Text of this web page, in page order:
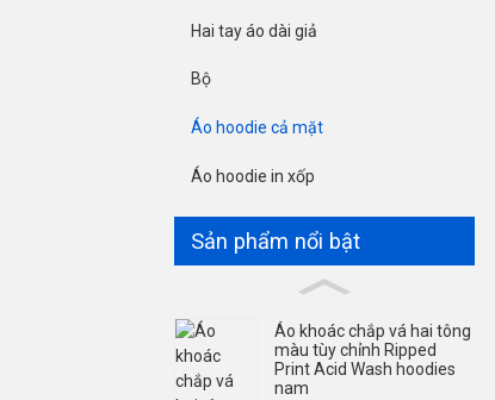
Hai tay áo dài giả
Bộ
Áo hoodie cả mặt
Áo hoodie in xốp
Sản phẩm nổi bật
Áo khoác chắp vá hai tông
màu tùy chỉnh Ripped
Print Acid Wash hoodies
nam